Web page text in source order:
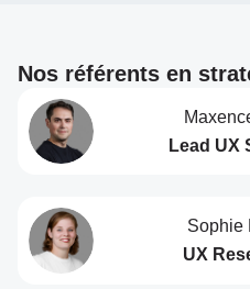
Nos référents en
Lead UX
Sophie
UX